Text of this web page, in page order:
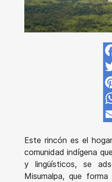
Este rincón es el
comunidad indígena
y lingüísticos, se
Misumalpa, que